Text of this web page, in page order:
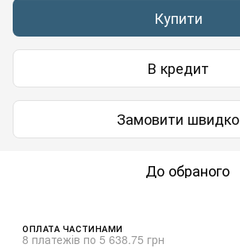
Купити
В кредит
Замовити швидко
До обраного
ОПЛАТА ЧАСТИНАМИ
8 платежів по 5 638.75 грн